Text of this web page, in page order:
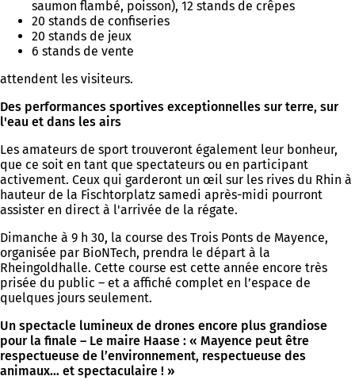
saumon flambé, poisson), 12 stands de crêpes
20 stands de confiseries
20 stands de jeux
6 stands de vente
attendent les visiteurs.
Des performances sportives exceptionnelles sur terre, sur
l'eau et dans les airs
Les amateurs de sport trouveront également leur bonheur,
que ce soit en tant que spectateurs ou en participant
activement. Ceux qui garderont un œil sur les rives du Rhin à
hauteur de la Fischtorplatz samedi après-midi pourront
assister en direct à l'arrivée de la régate.
Dimanche à 9 h 30, la course des Trois Ponts de Mayence,
organisée par BioNTech, prendra le départ à la
Rheingoldhalle. Cette course est cette année encore très
prisée du public – et a affiché complet en l’espace de
quelques jours seulement.
Un spectacle lumineux de drones encore plus grandiose
pour la finale – Le maire Haase : « Mayence peut être
respectueuse de l’environnement, respectueuse des
animaux… et spectaculaire ! »